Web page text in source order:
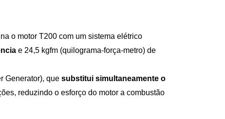
o motor T200 com um sistema elétrico
e 24,5 kgfm (quilograma-força-metro) de
Generator), que substitui simultaneamente o
reduzindo o esforço do motor a combustão